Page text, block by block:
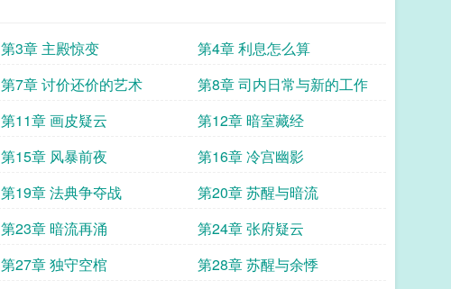
第3章 主殿惊变
第4章 利息怎么算
第7章 讨价还价的艺术
第8章 司内日常与新的工作
第11章 画皮疑云
第12章 暗室藏经
第15章 风暴前夜
第16章 冷宫幽影
第19章 法典争夺战
第20章 苏醒与暗流
第23章 暗流再涌
第24章 张府疑云
第27章 独守空棺
第28章 苏醒与余悸